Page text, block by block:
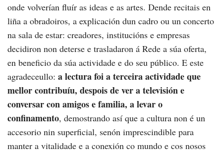
onde volverían fluír as ideas e as artes. Dende recitais en
liña a obradoiros, a explicación dun cadro ou un concerto
na sala de estar: creadores, institucións e empresas
decidiron non deterse e trasladaron á Rede a súa oferta,
en beneficio da súa actividade e do seu público. E este
agradeceullo: a lectura foi a terceira actividade que
mellor contribuíu, despois de ver a televisión e
conversar con amigos e familia, a levar o
confinamento, demostrando así que a cultura non é un
accesorio nin superficial, senón imprescindible para
manter a vitalidade e a conexión co mundo e cos nosos